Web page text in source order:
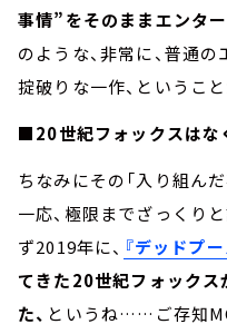
事情”をそのままエンタ
のような、非常に、普通
掟破りな一作、というこ
■20世紀フォックスはな
ちなみにその「入り組ん
一応、極限までざっくり
ず2019年に、 『デッドプー
てきた20世紀フォックス
た、 というね……ご存知